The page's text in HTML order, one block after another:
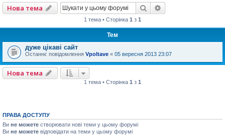
Нова тема Пошук
1 тема • Сторінка 1 з 1
Тем
дуже цікаві сайт
Останнє повідомлення Vpoltave « 05 вересня 2013 23:07
Нова тема
1 тема • Сторінка 1 з 1
ПРАВА ДОСТУПУ
Ви не можете створювати нові теми у цьому форумі
Ви не можете відповідати на теми у цьому форумі